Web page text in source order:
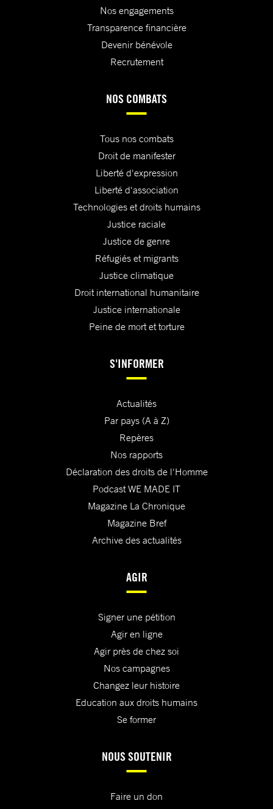
Nos engagements
Transparence financière
Devenir bénévole
Recrutement
NOS COMBATS
Tous nos combats
Droit de manifester
Liberté d'expression
Liberté d'association
Technologies et droits humains
Justice raciale
Justice de genre
Réfugiés et migrants
Justice climatique
Droit international humanitaire
Justice internationale
Peine de mort et torture
S'INFORMER
Actualités
Par pays (A à Z)
Repères
Nos rapports
Déclaration des droits de l'Homme
Podcast WE MADE IT
Magazine La Chronique
Magazine Bref
Archive des actualités
AGIR
Signer une pétition
Agir en ligne
Agir près de chez soi
Nos campagnes
Changez leur histoire
Education aux droits humains
Se former
NOUS SOUTENIR
Faire un don